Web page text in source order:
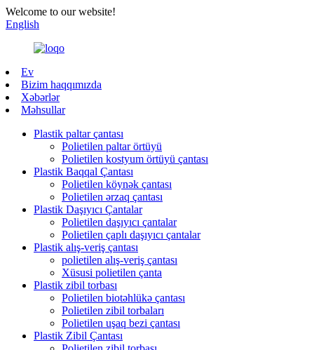
Welcome to our website!
English
Ev
Bizim haqqımızda
Xəbərlər
Məhsullar
Plastik paltar çantası
Polietilen paltar örtüyü
Polietilen kostyum örtüyü çantası
Plastik Baqqal Çantası
Polietilen köynək çantası
Polietilen ərzaq çantası
Plastik Daşıyıcı Çantalar
Polietilen daşıyıcı çantalar
Polietilen çaplı daşıyıcı çantalar
Plastik alış-veriş çantası
polietilen alış-veriş çantası
Xüsusi polietilen çanta
Plastik zibil torbası
Polietilen biotəhlükə çantası
Polietilen zibil torbaları
Polietilen uşaq bezi çantası
Plastik Zibil Çantası